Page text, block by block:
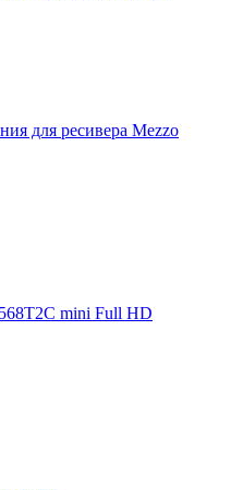
для ресивера Mezzo
mini Full HD